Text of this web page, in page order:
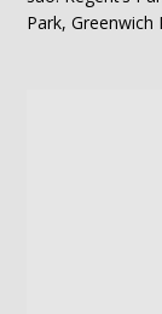
Park, Greenwich